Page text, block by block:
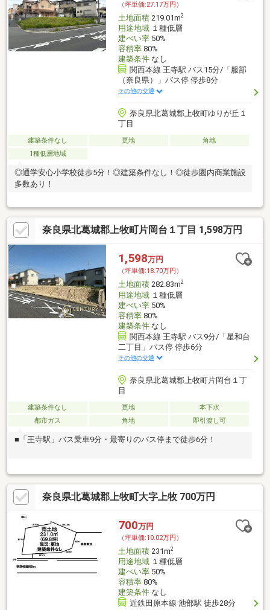
（坪単価:27.17万円）
土地面積219.01m2
用途地域１種低層
建ぺい率50%
容積率80%
建築条件なし
関西本線 王寺駅 バス15分/「服部
（奈良県）」バス停 停歩8分
その他の交通
奈良県北葛城郡上牧町ゆりが丘１
丁目
建築条件なし 更地
角地
1種低層地域
◎通学安心小学校徒歩5分！◎建築条件なし！◎徒歩圏内商業施設
多数あり！
奈良県北葛城郡上牧町片岡台１丁目 1,598万円
1,598万円
（坪単価:18.70万円）
土地面積282.83m2
用途地域１種低層
建ぺい率50%
容積率80%
建築条件なし
関西本線 王寺駅 バス9分/「星和台
二丁目」バス停 停歩6分
その他の交通
奈良県北葛城郡上牧町片岡台１丁
目
建築条件なし 更地
本下水
都市ガス
角地 即引渡し可
■「王寺駅」バス乗車9分・最寄りのバス停まで徒歩6分！
奈良県北葛城郡上牧町大字上牧 700万円
700万円
（坪単価:10.02万円）
土地面積231m2
用途地域１種低層
建ぺい率50%
容積率80%
建築条件なし
近鉄田原本線 池部駅 徒歩28分